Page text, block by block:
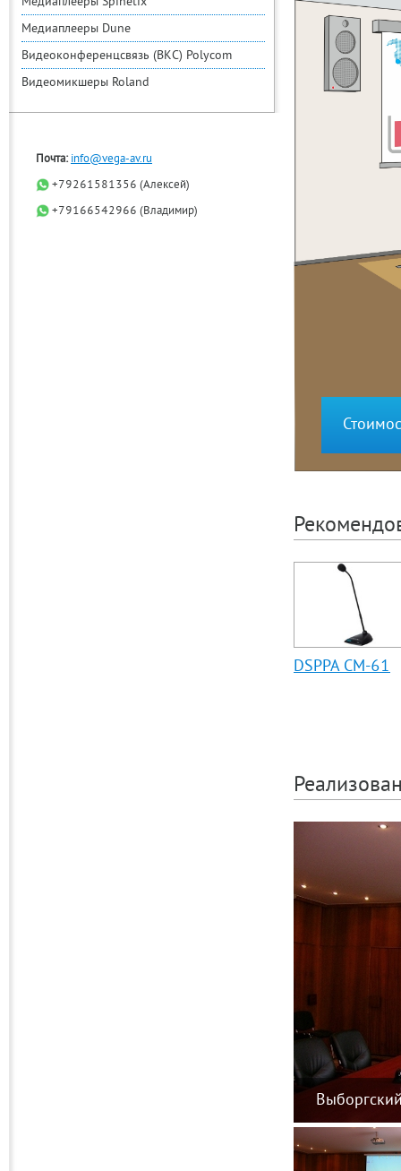
Медиаплееры Dune
Видеоконференцсвязь (ВКС) Polycom
Видеомикшеры Roland
Почта: info@vega-av.ru
+79261581356 (Алексей)
+79166542966 (Владимир)
DSPPA CM-61